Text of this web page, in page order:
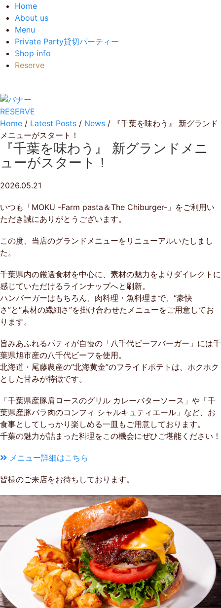
Home
About us
Menu
Private Party貸切パーティー
Shop info
Reserve
RESERVE
Home / Latest Posts / News /
『千葉を味わう』 新グランド
メニューがスタート！
『千葉を味わう』 新グランドメニ
ューがスタート！
2026.05.21
いつも「MOKU -Farm pasta＆The Chiburger-」をご利用い
ただき誠にありがとうございます。
この度、当店のグランドメニューをリニューアルいたしまし
た。
千葉県内の厳選食材を中心に、素材の魅力をよりダイレクトに
感じていただけるラインナップへと刷新。
ハンバーガーはもちろん、肉料理・魚料理まで、“豪快
さ”と“素材の繊細さ”を掛け合わせたメニューをご用意してお
ります。
旨みあふれるパティが自慢の「八千代ビーフバーガー」には千
葉県旭市産の八千代ビーフを使用。
北海道・尾藤農産の“北海黄金”のフライドポテトは、ホクホク
とした甘みが特徴です。
「千葉県産豚肩ロースのグリル カレーバターソース」や「千
葉県産豚バラ肉のコンフィ シャルキュティエール」など、お
食事としてしっかり楽しめる一皿もご用意しております。
千葉の魅力が詰まった料理をこの機会にぜひご堪能ください！
メニュー詳細はこちら
皆様のご来店をお待ちしております。